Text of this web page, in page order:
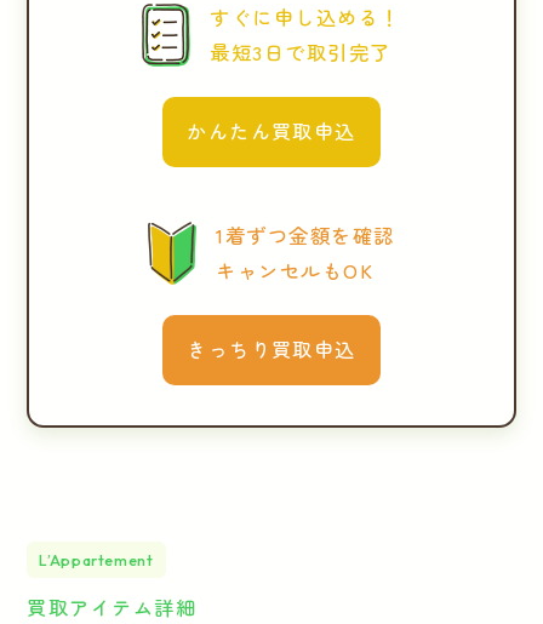
すぐに申し込める！
最短3日で取引完了
かんたん買取申込
1着ずつ金額を確認
キャンセルもOK
きっちり買取申込
L’Appartement
買取アイテム詳細